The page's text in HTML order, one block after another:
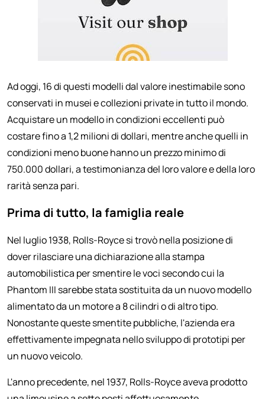
Ad oggi, 16 di questi modelli dal valore inestimabile sono
conservati in musei e collezioni private in tutto il mondo.
Acquistare un modello in condizioni eccellenti può
costare fino a 1,2 milioni di dollari, mentre anche quelli in
condizioni meno buone hanno un prezzo minimo di
750.000 dollari, a testimonianza del loro valore e della loro
rarità senza pari.
Prima di tutto, la famiglia reale
Nel luglio 1938, Rolls-Royce si trovò nella posizione di
dover rilasciare una dichiarazione alla stampa
automobilistica per smentire le voci secondo cui la
Phantom III sarebbe stata sostituita da un nuovo modello
alimentato da un motore a 8 cilindri o di altro tipo.
Nonostante queste smentite pubbliche, l'azienda era
effettivamente impegnata nello sviluppo di prototipi per
un nuovo veicolo.
L'anno precedente, nel 1937, Rolls-Royce aveva prodotto